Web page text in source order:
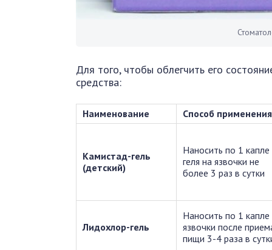
Для того, чтобы облегчить его
средства:
Наименование Способ применения
Камистад-гель
(детский)
Наносить по 1 капле
геля на язвочки не
более 3 раз в сутки
Лидохлор-гель
Наносить по 1 капле
язвочки после
пищи 3-4 раза в